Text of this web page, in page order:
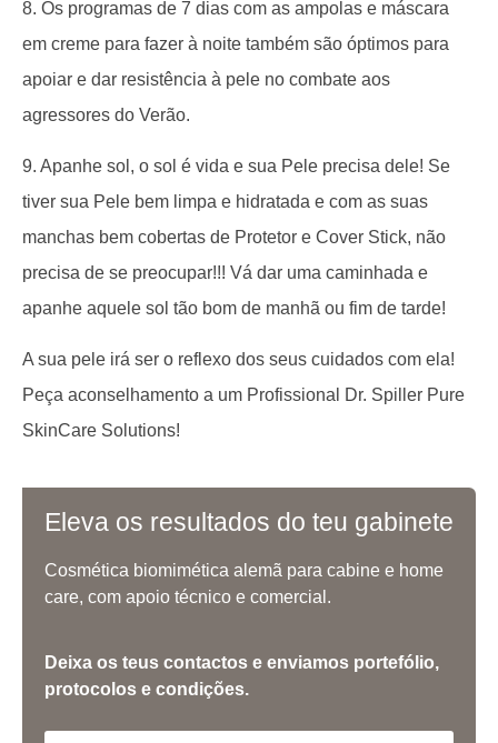
8. Os programas de 7 dias com as ampolas e máscara
em creme para fazer à noite também são óptimos para
apoiar e dar resistência à pele no combate aos
agressores do Verão.
9. Apanhe sol, o sol é vida e sua Pele precisa dele! Se
tiver sua Pele bem limpa e hidratada e com as suas
manchas bem cobertas de Protetor e Cover Stick, não
precisa de se preocupar!!! Vá dar uma caminhada e
apanhe aquele sol tão bom de manhã ou fim de tarde!
A sua pele irá ser o reflexo dos seus cuidados com ela!
Peça aconselhamento a um Profissional Dr. Spiller Pure
SkinCare Solutions!
Eleva os resultados do teu gabinete
Cosmética biomimética alemã para cabine e home
care, com apoio técnico e comercial.
Deixa os teus contactos e enviamos portefólio,
protocolos e condições.